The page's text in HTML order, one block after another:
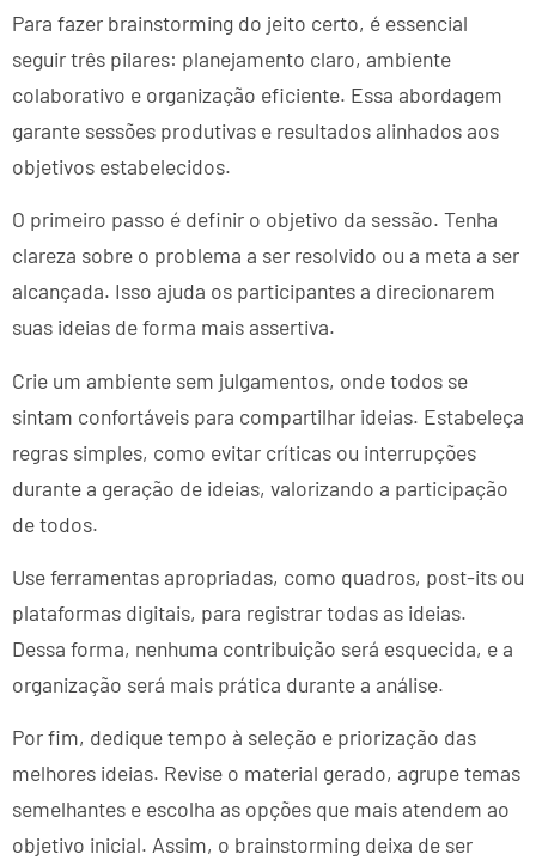
Para fazer brainstorming do jeito certo, é essencial
seguir três pilares: planejamento claro, ambiente
colaborativo e organização eficiente. Essa abordagem
garante sessões produtivas e resultados alinhados aos
objetivos estabelecidos.
O primeiro passo é definir o objetivo da sessão. Tenha
clareza sobre o problema a ser resolvido ou a meta a ser
alcançada. Isso ajuda os participantes a direcionarem
suas ideias de forma mais assertiva.
Crie um ambiente sem julgamentos, onde todos se
sintam confortáveis para compartilhar ideias. Estabeleça
regras simples, como evitar críticas ou interrupções
durante a geração de ideias, valorizando a participação
de todos.
Use ferramentas apropriadas, como quadros, post-its ou
plataformas digitais, para registrar todas as ideias.
Dessa forma, nenhuma contribuição será esquecida, e a
organização será mais prática durante a análise.
Por fim, dedique tempo à seleção e priorização das
melhores ideias. Revise o material gerado, agrupe temas
semelhantes e escolha as opções que mais atendem ao
objetivo inicial. Assim, o brainstorming deixa de ser